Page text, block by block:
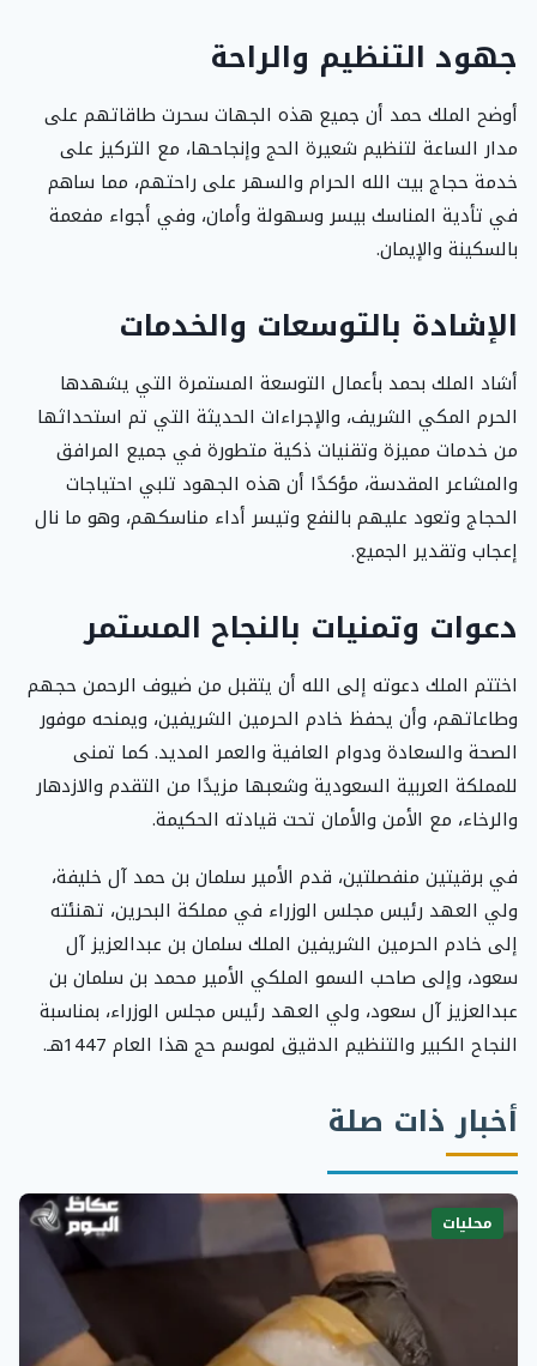
جهود التنظيم والراحة
أوضح الملك حمد أن جميع هذه الجهات سحرت طاقاتهم على
مدار الساعة لتنظيم شعيرة الحج وإنجاحها، مع التركيز على
خدمة حجاج بيت الله الحرام والسهر على راحتهم، مما ساهم
في تأدية المناسك بيسر وسهولة وأمان، وفي أجواء مفعمة
بالسكينة والإيمان.
الإشادة بالتوسعات والخدمات
أشاد الملك بحمد بأعمال التوسعة المستمرة التي يشهدها
الحرم المكي الشريف، والإجراءات الحديثة التي تم استحداثها
من خدمات مميزة وتقنيات ذكية متطورة في جميع المرافق
والمشاعر المقدسة، مؤكدًا أن هذه الجهود تلبي احتياجات
الحجاج وتعود عليهم بالنفع وتيسر أداء مناسكهم، وهو ما نال
إعجاب وتقدير الجميع.
دعوات وتمنيات بالنجاح المستمر
اختتم الملك دعوته إلى الله أن يتقبل من ضيوف الرحمن حجهم
وطاعاتهم، وأن يحفظ خادم الحرمين الشريفين، ويمنحه موفور
الصحة والسعادة ودوام العافية والعمر المديد. كما تمنى
للمملكة العربية السعودية وشعبها مزيدًا من التقدم والازدهار
والرخاء، مع الأمن والأمان تحت قيادته الحكيمة.
في برقيتين منفصلتين، قدم الأمير سلمان بن حمد آل خليفة،
ولي العهد رئيس مجلس الوزراء في مملكة البحرين، تهنئته
إلى خادم الحرمين الشريفين الملك سلمان بن عبدالعزيز آل
سعود، وإلى صاحب السمو الملكي الأمير محمد بن سلمان بن
عبدالعزيز آل سعود، ولي العهد رئيس مجلس الوزراء، بمناسبة
النجاح الكبير والتنظيم الدقيق لموسم حج هذا العام 1447هـ.
أخبار ذات صلة
محليات